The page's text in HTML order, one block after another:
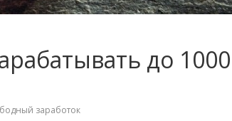
до 1000
заработок